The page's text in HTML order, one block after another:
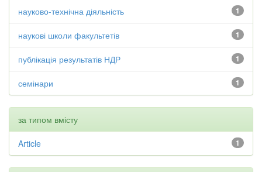
1
науково-технічна діяльність
1
наукові школи факультетів
1
публікація результатів НДР
1
семінари
за типом вмісту
1
Article